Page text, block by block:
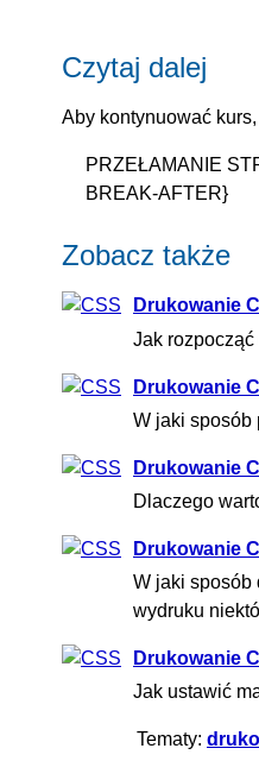
Czytaj dalej
Aby kontynuować
PRZEŁAMANIE
BREAK-AFTER}
Zobacz także
Drukowanie
Jak
Drukowanie
W jaki sposób
Drukowanie
Dlaczego
Drukowanie
W jaki sposób
wydruku
Drukowanie
Jak ustawić
Tematy: